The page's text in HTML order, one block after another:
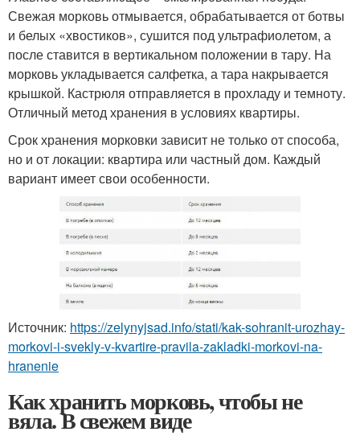
Свежая морковь отмывается, обрабатывается от ботвы
и белых «хвостиков», сушится под ультрафиолетом, а
после ставится в вертикальном положении в тару. На
морковь укладывается салфетка, а тара накрывается
крышкой. Кастрюля отправляется в прохладу и темноту.
Отличный метод хранения в условиях квартиры.
Срок хранения морковки зависит не только от способа,
но и от локации: квартира или частный дом. Каждый
вариант имеет свои особенности.
Источник: https://zelynyjsad.info/stati/kak-sohranit-urozhay-
morkovi-i-svekly-v-kvartire-pravila-zakladki-morkovi-na-
hranenie
Как хранить морковь, чтобы не
вяла. В свежем виде